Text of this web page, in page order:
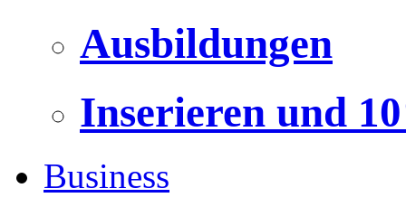
Ausbildungen
Inserieren und
Business